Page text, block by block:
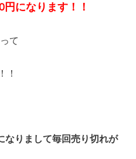
円 になります！！
て
！
なりまして毎回売り切れが